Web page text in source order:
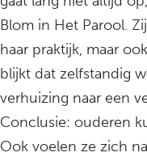
Blom in Het Parool.
haar praktijk, maar
blijkt dat zelfstandig
verhuizing naar een
Conclusie: ouderen
Ook voelen ze zich